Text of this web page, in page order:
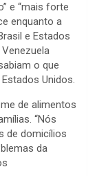
e “mais forte
enquanto a
e Estados
o que
Unidos.
de alimentos
“Nós
de domicílios
da